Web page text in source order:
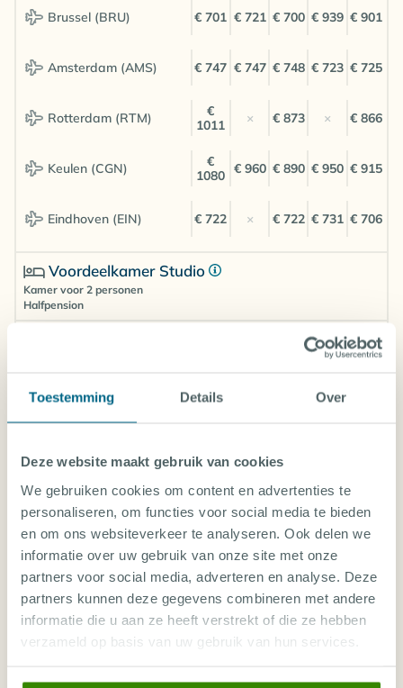
Toestemming Details Over
Deze website maakt gebruik van cookies
We gebruiken cookies om content en advertenties te
personaliseren, om functies voor social media te bieden
en om ons websiteverkeer te analyseren. Ook delen we
informatie over uw gebruik van onze site met onze
partners voor social media, adverteren en analyse. Deze
partners kunnen deze gegevens combineren met andere
informatie die u aan ze heeft verstrekt of die ze hebben
verzameld op basis van uw gebruik van hun services.
Brussel (BRU)
Amsterdam (AMS)
Rotterdam (RTM)
Keulen (CGN)
Eindhoven (EIN)
€ 701 € 721 € 700 € 939 € 901
€ 747 € 747 € 748 € 723 € 725
€
1011
× € 873 × € 866
€
1080 € 960 € 890 € 950 € 915
€ 722 × € 722 € 731 € 706
Voordeelkamer Studio
Kamer voor 2 personen
Halfpension
Brussel (BRU)
Amsterdam (AMS)
Rotterdam (RTM)
Keulen (CGN)
Eindhoven (EIN)
€ 910 € 860
€ 672 € 910
€ 718 € 718
€ 844 × € 837
1047 € 931 € 861 € 921
€ 693 × € 693 € 702 € 677